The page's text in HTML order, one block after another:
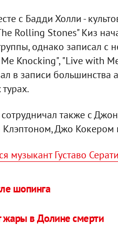
с Бадди Холли -
Rolling Stones" Киз
однако записал с
Knocking", "Live with
в записи большинства
также с
Джо Кокером
музыкант Густаво Серати
шопинга
жары в Долине смерти